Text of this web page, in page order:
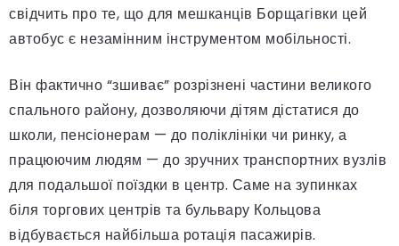
свідчить про те, що для мешканців Борщагівки цей
автобус є незамінним інструментом мобільності.
Він фактично “зшиває” розрізнені частини великого
спального району, дозволяючи дітям дістатися до
школи, пенсіонерам — до поліклініки чи ринку, а
працюючим людям — до зручних транспортних вузлів
для подальшої поїздки в центр. Саме на зупинках
біля торгових центрів та бульвару Кольцова
відбувається найбільша ротація пасажирів.